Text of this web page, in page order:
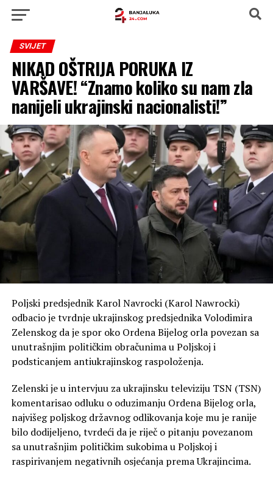
SVIJET
NIKAD OŠTRIJA PORUKA IZ
VARŠAVE! “Znamo koliko su nam zla
nanijeli ukrajinski nacionalisti!”
Poljski predsjednik Karol Navrocki (Karol Nawrocki)
odbacio je tvrdnje ukrajinskog predsjednika Volodimira
Zelenskog da je spor oko Ordena Bijelog orla povezan sa
unutrašnjim političkim obračunima u Poljskoj i
podsticanjem antiukrajinskog raspoloženja.
Zelenski je u intervjuu za ukrajinsku televiziju TSN (TSN)
komentarisao odluku o oduzimanju Ordena Bijelog orla,
najvišeg poljskog državnog odlikovanja koje mu je ranije
bilo dodijeljeno, tvrdeći da je riječ o pitanju povezanom
sa unutrašnjim političkim sukobima u Poljskoj i
raspirivanjem negativnih osjećanja prema Ukrajincima.